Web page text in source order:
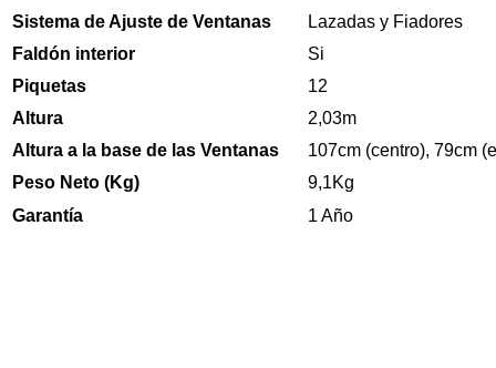
Sistema de Ajuste de Ventanas
Lazadas y Fiadores
Faldón interior
Si
Piquetas
12
Altura
2,03m
Altura a la base de las Ventanas
107cm (centro), 79cm
Peso Neto (Kg)
9,1Kg
Garantía
1 Año